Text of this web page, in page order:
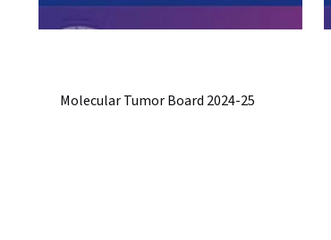
Molecular Tumor Board 2024-25